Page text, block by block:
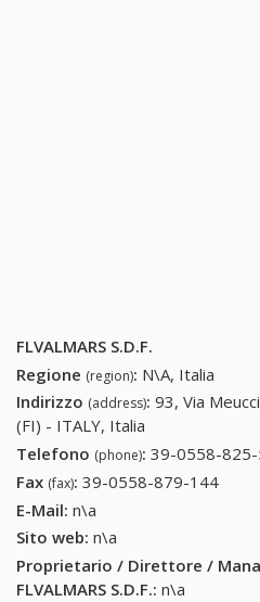
FLVALMARS S.D.F.
Regione (region): N\A, Italia
Indirizzo (address): 93, Via
(FI) - ITALY, Italia
Telefono (phone): 39-0558-825-
Fax (fax): 39-0558-879-144
E-Mail: n\a
Sito web: n\a
Proprietario / Direttore /
FLVALMARS S.D.F.: n\a